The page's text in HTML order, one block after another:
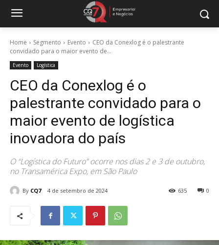
Home Segmento Evento
CEO da Conexlog é o palestrante
convidado para o maior evento de...
Evento Logística
CEO da Conexlog é o
palestrante convidado para o
maior evento de logística
inovadora do país
O “Logística do Futuro” ocorre nos dias 2 e 3 de outubro,
no Transamérica Expo, em São Paulo
By CQ7 4 de setembro de 2024 0
635